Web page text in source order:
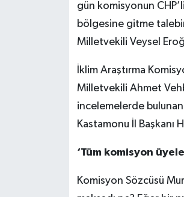
gün komisyonun
bölgesine gitme
Milletvekili Veysel
İklim Araştırma
Milletvekili Ahmet
incelemelerde
Kastamonu İl Başkanı
‘Tüm komisyon
Komisyon Sözcüsü